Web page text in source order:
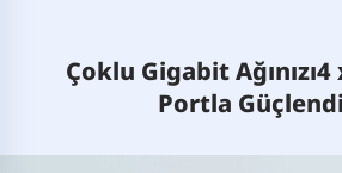
Çoklu Gigabit Ağınızı4
Portla